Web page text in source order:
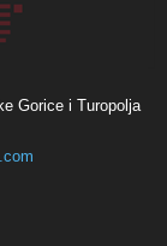
Gorice i Turopolja